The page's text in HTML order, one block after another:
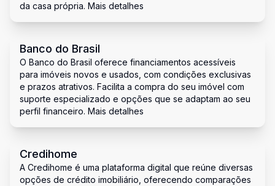
da casa própria. Mais detalhes
Banco do Brasil
O Banco do Brasil oferece financiamentos acessíveis
para imóveis novos e usados, com condições exclusivas
e prazos atrativos. Facilita a compra do seu imóvel com
suporte especializado e opções que se adaptam ao seu
perfil financeiro. Mais detalhes
Credihome
A Credihome é uma plataforma digital que reúne diversas
opções de crédito imobiliário, oferecendo comparações